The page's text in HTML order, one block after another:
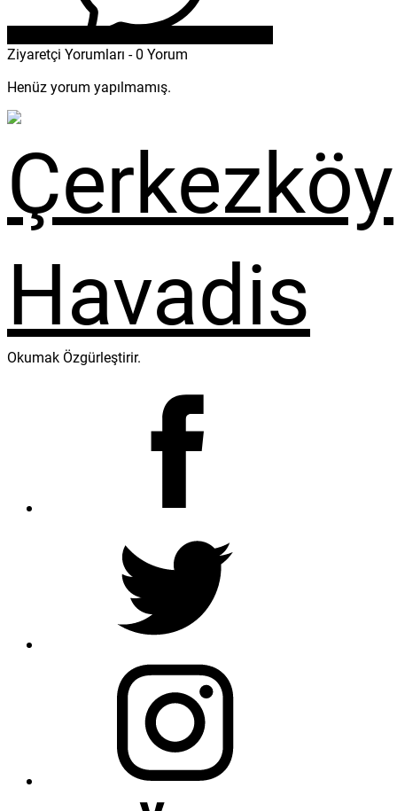
Ziyaretçi Yorumları - 0 Yorum
Henüz yorum yapılmamış.
Okumak Özgürleştirir.